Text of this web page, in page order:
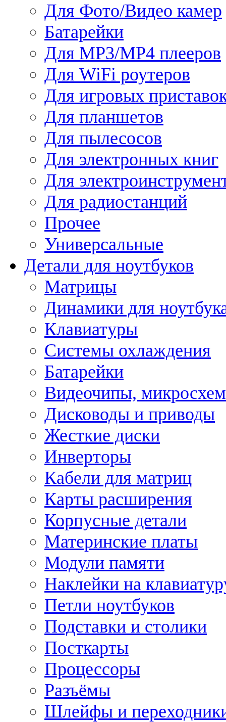
Для Фото/Видео камер
Батарейки
Для MP3/MP4 плееров
Для WiFi роутеров
Для игровых
Для планшетов
Для пылесосов
Для электронных книг
Для
Для радиостанций
Прочее
Универсальные
Детали для ноутбуков
Матрицы
Динамики для
Клавиатуры
Системы охлаждения
Батарейки
Видеочипы,
Дисководы и приводы
Жесткие диски
Инверторы
Кабели для матриц
Карты расширения
Корпусные детали
Материнские платы
Модули памяти
Наклейки на
Петли ноутбуков
Подставки и столики
Посткарты
Процессоры
Разъёмы
Шлейфы и